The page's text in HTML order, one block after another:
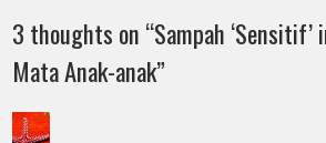
3 thoughts on “Sampah
Mata Anak-anak”